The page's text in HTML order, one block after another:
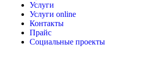
Услуги
Услуги online
Контакты
Прайс
Социальные проекты